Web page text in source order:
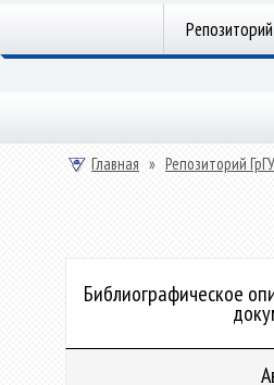
Главная » Репозиторий
Библиографическое